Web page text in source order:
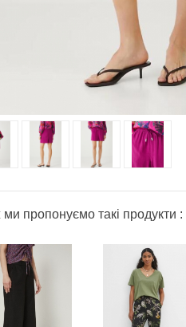
пропонуємо такі продукти :